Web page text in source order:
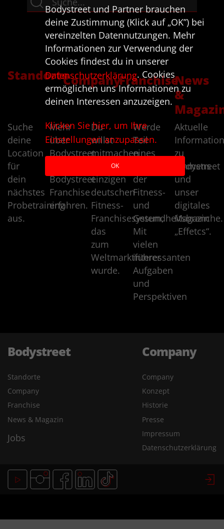
StandorteCompanyFranchiseNews
&
Suche
deine
Location
für
dein
nächstes
Probetraining
aus.
Mehr
über
Bodystreet
Bodystreet
Franchise
erfahren.
Du
willst
mitmachen
beim
einzigen
deutschen
Fitness-
Franchisesystem,
das
zum
Weltmarktführer
wurde.
Werde
Teil
eines
Topunternehmens
der
Fitness-
und
Gesundheitsbranche.
Mit
vielen
interessanten
Aufgaben
und
Perspektiven
Aktuelle
zu
Bodystreet
und
unser
digitales
Magazin
„Effetcs“.
Bodystreet
Standorte
Company
Franchise
News & Magazin
Jobs
Company
Company
Konzept
Historie
Presse
Impressum
Datenschutzerklärung
Bodystreet und Partner brauchen
deine Zustimmung (Klick auf „OK”) bei
vereinzelten Datennutzungen. Mehr
Informationen zur Verwendung der
Cookies findest du in unserer
Datenschutzerklärung. Cookies
ermöglichen uns Informationen zu
deinen Interessen anzuzeigen.
Klicken Sie hier, um Ihre
Einstellungen anzupassen.
OK